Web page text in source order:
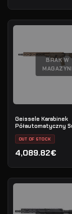
BRAK W
Geissele Karabinek
Półautomatyczny
14.5" 5.56MM - DDC
OUT OF STOCK
4,089.82€